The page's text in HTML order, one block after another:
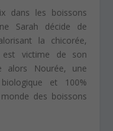
dans les boissons
Sarah décide de
la chicorée,
est victime de son
alors Nourée, une
et 100%
des boissons